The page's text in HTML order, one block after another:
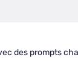
des prompts